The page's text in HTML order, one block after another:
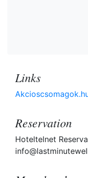
Links
Reservation
Hoteltelnet